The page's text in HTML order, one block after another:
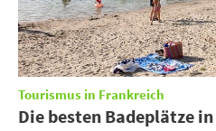
Tourismus in Frankreich
Die besten Badeplätze